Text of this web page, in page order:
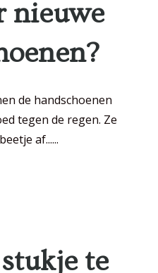
nieuwe
de handschoenen
tegen de regen. Ze
af......
te